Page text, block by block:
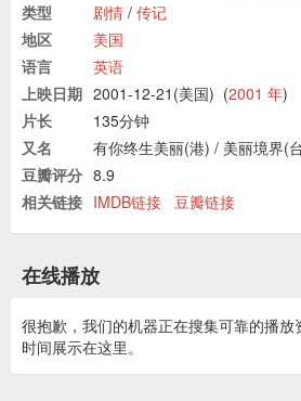
类型
剧情 / 传记
地区
美国
语言
英语
上映日期 2001-12-21(美国) (2001 年)
片长
135分钟
又名
有你终生美丽(港) / 美丽境界(
豆瓣评分 8.9
相关链接 IMDB链接 豆瓣链接
在线播放
很抱歉，我们的机器正在搜集可靠的播
时间展示在这里。